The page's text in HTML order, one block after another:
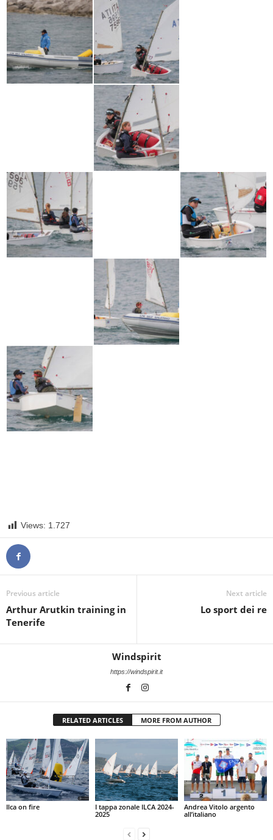
Views: 1.727
Previous article
Arthur Arutkin training in
Tenerife
Next article
Lo sport dei re
Windspirit
https://windspirit.it
RELATED ARTICLES MORE FROM AUTHOR
Ilca on fire
I tappa zonale ILCA 2024-
2025
Andrea Vitolo argento
all’italiano